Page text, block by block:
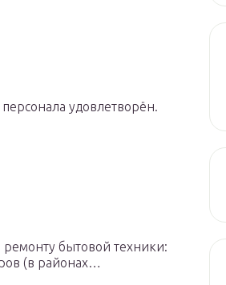
удовлетворён.
ремонту бытовой техники:
(в районах…